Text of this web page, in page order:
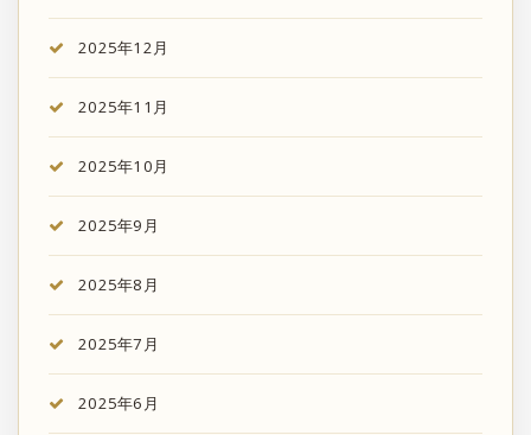
2025年12月
2025年11月
2025年10月
2025年9月
2025年8月
2025年7月
2025年6月